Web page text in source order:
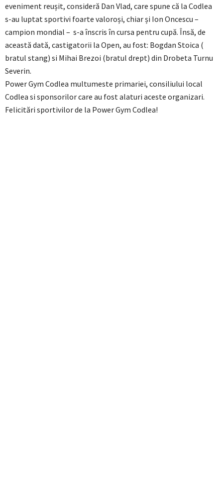
eveniment reușit, consideră Dan Vlad, care spune că la Codlea
s-au luptat sportivi foarte valoroși, chiar și Ion Oncescu –
campion mondial – s-a înscris în cursa pentru cupă. Însă, de
această dată, castigatorii la Open, au fost: Bogdan Stoica (
bratul stang) si Mihai Brezoi (bratul drept) din Drobeta Turnu
Severin.
Power Gym Codlea multumeste primariei, consiliului local
Codlea si sponsorilor care au fost alaturi aceste organizari.
Felicitări sportivilor de la Power Gym Codlea!